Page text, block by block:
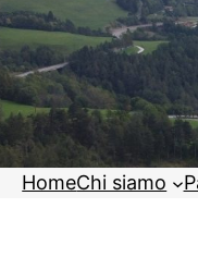
HomeChi siamo